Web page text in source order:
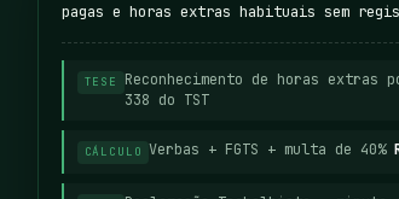
pagas e horas extras habituais sem
TESE
Reconhecimento de horas extras
338 do TST
CÁLCULO Verbas + FGTS + multa de 40%